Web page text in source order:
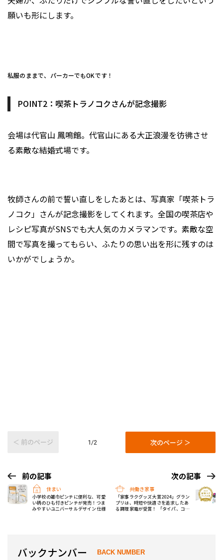
願いも形にします。
私服のままで、パーカーでもOKです！
POINT2：喫茶トラノコクさんが記念撮影
会場は代官山 鳳鳴館。代官山にある大正浪漫を彷彿させ
る素敵な結婚式場です。
牧師さんの前で誓い直しをしたあとは、写真家「喫茶トラ
ノコク」さんが記念撮影をしてくれます。全国の喫茶店や
レシピ写真がSNSでも大人気のカメラマンです。素敵な空
間で写真を撮ってもらい、ふたりの思い出を形に残すのは
いかがでしょうか。
＜ 前のページ 1/2 次のページ ＞
前の記事
住まい
小学校の雑巾ピンチに便利な、可愛
い柄のひも付きピンチが発売！つま
みやすいユニバーサルデザイン仕様
次の記事
共働き家事
「家事ラクグッズ大賞2024」グラン
プリは、時短や快適さを追求したあ
る調理家電が受賞！ 「タイパ、コス
バックナンバー BACK NUMBER